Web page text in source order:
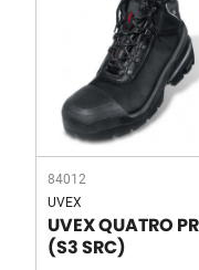
84012
UVEX
UVEX QUATRO
(S3 SRC)